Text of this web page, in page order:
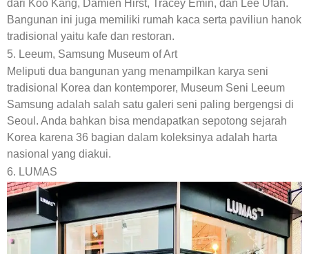
dari Koo Kang, Damien Hirst, Tracey Emin, dan Lee Ufan.
Bangunan ini juga memiliki rumah kaca serta paviliun hanok
tradisional yaitu kafe dan restoran.
5. Leeum, Samsung Museum of Art
Meliputi dua bangunan yang menampilkan karya seni
tradisional Korea dan kontemporer, Museum Seni Leeum
Samsung adalah salah satu galeri seni paling bergengsi di
Seoul. Anda bahkan bisa mendapatkan sepotong sejarah
Korea karena 36 bagian dalam koleksinya adalah harta
nasional yang diakui.
6. LUMAS